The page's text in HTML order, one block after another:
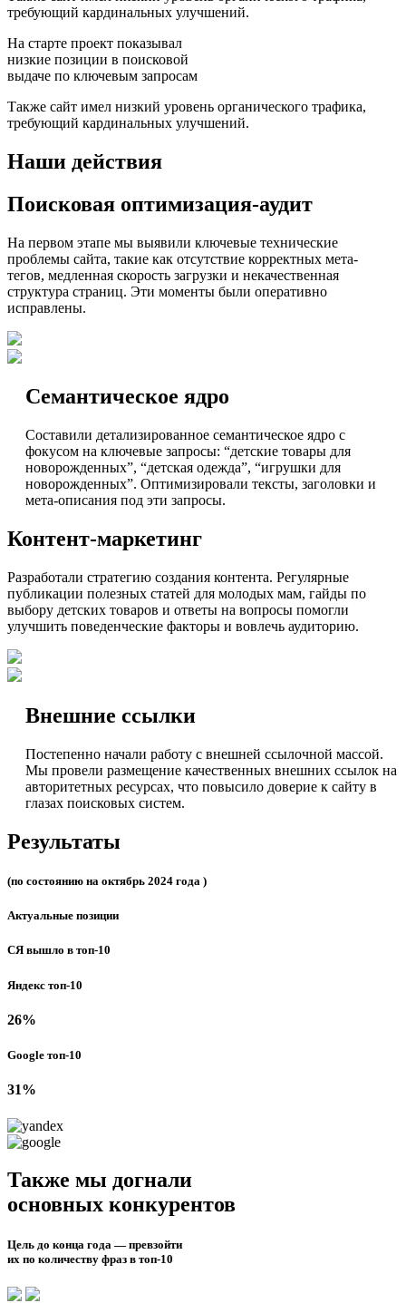
требующий кардинальных улучшений.
На старте проект показывал
низкие позиции в поисковой
выдаче по ключевым запросам
Также сайт имел низкий уровень органического трафика,
требующий кардинальных улучшений.
Наши действия
Поисковая оптимизация-аудит
На первом этапе мы выявили ключевые технические
проблемы сайта, такие как отсутствие корректных мета-
тегов, медленная скорость загрузки и некачественная
структура страниц. Эти моменты были оперативно
исправлены.
Семантическое ядро
Составили детализированное семантическое ядро с
фокусом на ключевые запросы: “детские товары для
новорожденных”, “детская одежда”, “игрушки для
новорожденных”. Оптимизировали тексты, заголовки и
мета-описания под эти запросы.
Контент-маркетинг
Разработали стратегию создания контента. Регулярные
публикации полезных статей для молодых мам, гайды по
выбору детских товаров и ответы на вопросы помогли
улучшить поведенческие факторы и вовлечь аудиторию.
Внешние ссылки
Постепенно начали работу с внешней ссылочной массой.
Мы провели размещение качественных внешних ссылок на
авторитетных ресурсах, что повысило доверие к сайту в
глазах поисковых систем.
Результаты
(по состоянию на октябрь 2024 года )
Актуальные позиции
СЯ вышло в топ-10
Яндекс топ-10
26%
Google топ-10
31%
Также мы догнали
основных конкурентов
Цель до конца года — превзойти
их по количеству фраз в топ-10